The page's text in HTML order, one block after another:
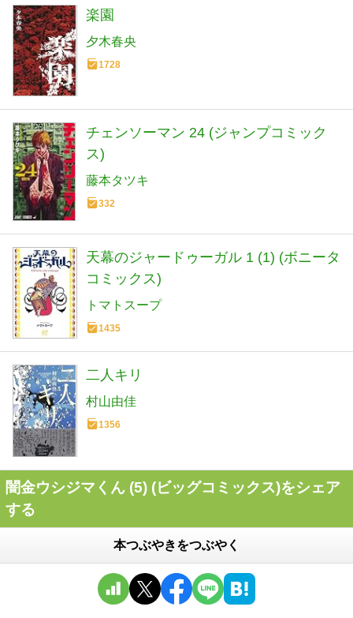
楽園
夕木春央
1728
チェンソーマン 24 (ジャンプコミック
ス)
藤本タツキ
332
天幕のジャードゥーガル 1 (1) (ボニータ
コミックス)
トマトスープ
1435
二人キリ
村山由佳
1356
闇金ウシジマくん (5) (ビッグコミックス)をシェア
する
本つぶやきをつぶやく